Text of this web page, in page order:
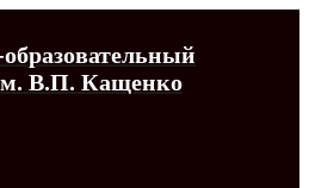
В.П. Кащенко